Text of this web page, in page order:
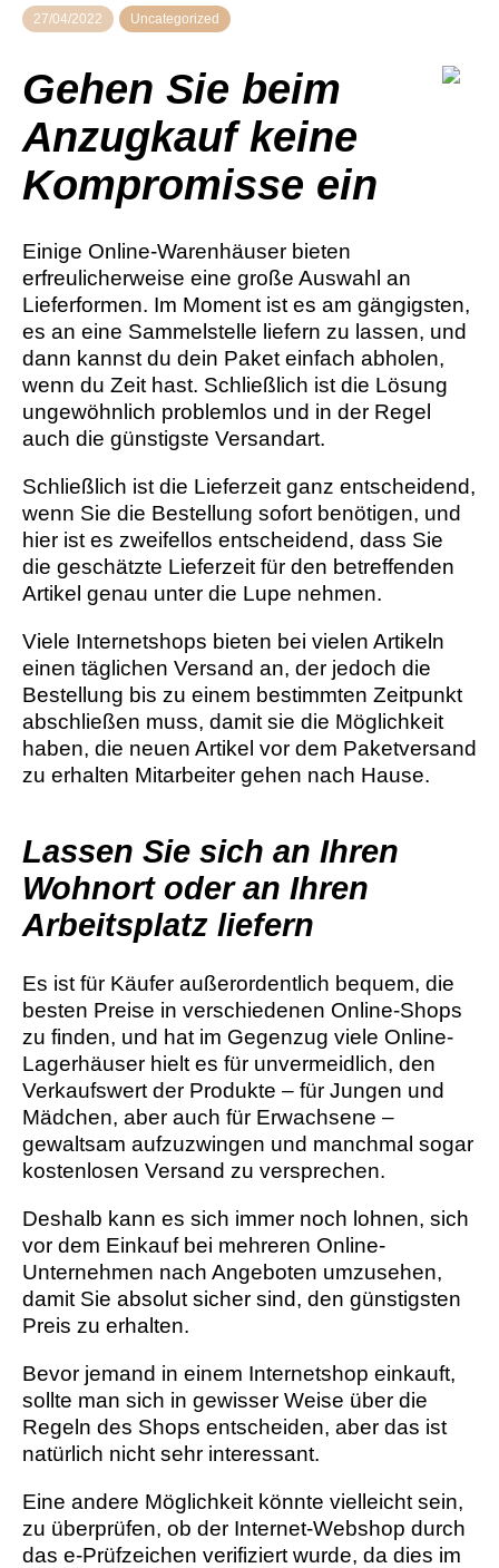
27/04/2022 Uncategorized
Gehen Sie beim
Anzugkauf keine
Kompromisse ein
Einige Online-Warenhäuser bieten
erfreulicherweise eine große Auswahl an
Lieferformen. Im Moment ist es am gängigsten,
es an eine Sammelstelle liefern zu lassen, und
dann kannst du dein Paket einfach abholen,
wenn du Zeit hast. Schließlich ist die Lösung
ungewöhnlich problemlos und in der Regel
auch die günstigste Versandart.
Schließlich ist die Lieferzeit ganz entscheidend,
wenn Sie die Bestellung sofort benötigen, und
hier ist es zweifellos entscheidend, dass Sie
die geschätzte Lieferzeit für den betreffenden
Artikel genau unter die Lupe nehmen.
Viele Internetshops bieten bei vielen Artikeln
einen täglichen Versand an, der jedoch die
Bestellung bis zu einem bestimmten Zeitpunkt
abschließen muss, damit sie die Möglichkeit
haben, die neuen Artikel vor dem Paketversand
zu erhalten Mitarbeiter gehen nach Hause.
Lassen Sie sich an Ihren
Wohnort oder an Ihren
Arbeitsplatz liefern
Es ist für Käufer außerordentlich bequem, die
besten Preise in verschiedenen Online-Shops
zu finden, und hat im Gegenzug viele Online-
Lagerhäuser hielt es für unvermeidlich, den
Verkaufswert der Produkte – für Jungen und
Mädchen, aber auch für Erwachsene –
gewaltsam aufzuzwingen und manchmal sogar
kostenlosen Versand zu versprechen.
Deshalb kann es sich immer noch lohnen, sich
vor dem Einkauf bei mehreren Online-
Unternehmen nach Angeboten umzusehen,
damit Sie absolut sicher sind, den günstigsten
Preis zu erhalten.
Bevor jemand in einem Internetshop einkauft,
sollte man sich in gewisser Weise über die
Regeln des Shops entscheiden, aber das ist
natürlich nicht sehr interessant.
Eine andere Möglichkeit könnte vielleicht sein,
zu überprüfen, ob der Internet-Webshop durch
das e-Prüfzeichen verifiziert wurde, da dies im